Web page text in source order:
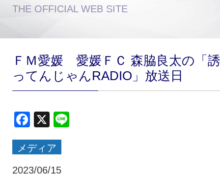
試合日程・結果 アクセス
スクール
THE OFFICIAL WEB SITE
ＦＭ愛媛 愛媛ＦＣ 森脇良太の「誘
ってんじゃんRADIO」放送日
Facebook
X
メディア
2023/06/15